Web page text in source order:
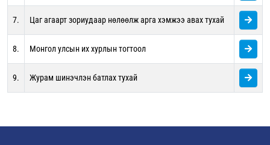
7. Цаг агаарт зориудаар нөлөөлж арга хэмжээ авах тухай
8. Монгол улсын их хурлын тогтоол
9. Журам шинэчлэн батлах тухай